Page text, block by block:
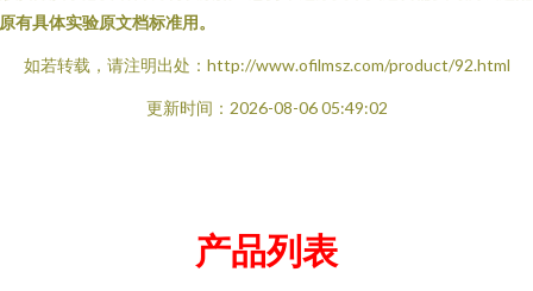
有具体实验原文档标准用。
如若转载，请注明出处：http://www.ofilmsz.com/product/92.html
更新时间：2026-08-06 05:49:02
产品列表